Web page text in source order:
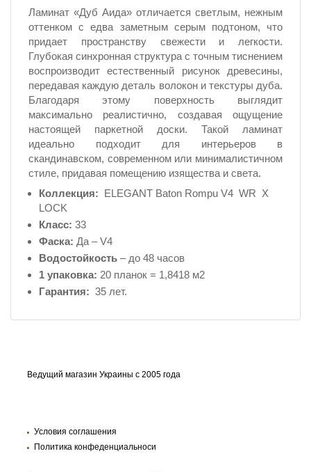
Ламинат «Дуб Аида» отличается светлым, нежным
оттенком с едва заметным серым подтоном, что
придает пространству свежести и легкости.
Глубокая синхронная структура с точным тиснением
воспроизводит естественный рисунок древесины,
передавая каждую деталь волокон и текстуры дуба.
Благодаря этому поверхность выглядит
максимально реалистично, создавая ощущение
настоящей паркетной доски. Такой ламинат
идеально подходит для интерьеров в
скандинавском, современном или минималистичном
стиле, придавая помещению изящества и света.
Коллекция: ELEGANT Baton Rompu V4 WR X
LOCK
Класс: 33
Фаска: Да – V4
Водостойкость – до 48 часов
1 упаковка: 20 планок = 1,8418 м2
Гарантия: 35 лет.
Ведущий магазин Украины с 2005 года
Условия соглашения
Политика конфеденциальноси